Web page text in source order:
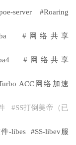
server #Roaring
#网络共享
#网络共享
ACC网络加速
#SS打倒美帝（已
-libes #SS-libev服